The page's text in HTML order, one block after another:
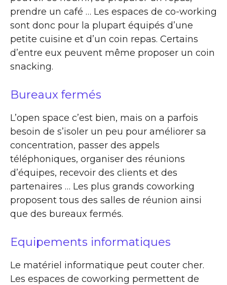
prendre un café … Les espaces de co-working
sont donc pour la plupart équipés d’une
petite cuisine et d’un coin repas. Certains
d’entre eux peuvent même proposer un coin
snacking.
Bureaux fermés
L’open space c’est bien, mais on a parfois
besoin de s’isoler un peu pour améliorer sa
concentration, passer des appels
téléphoniques, organiser des réunions
d’équipes, recevoir des clients et des
partenaires … Les plus grands coworking
proposent tous des salles de réunion ainsi
que des bureaux fermés.
Equipements informatiques
Le matériel informatique peut couter cher.
Les espaces de coworking permettent de